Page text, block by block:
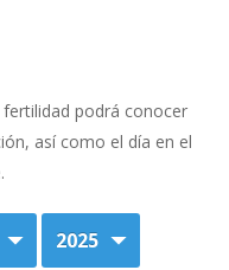
podrá conocer
así como el día en el